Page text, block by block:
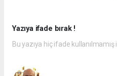
Yazıya ifade bırak !
Bu yazıya hiç ifade